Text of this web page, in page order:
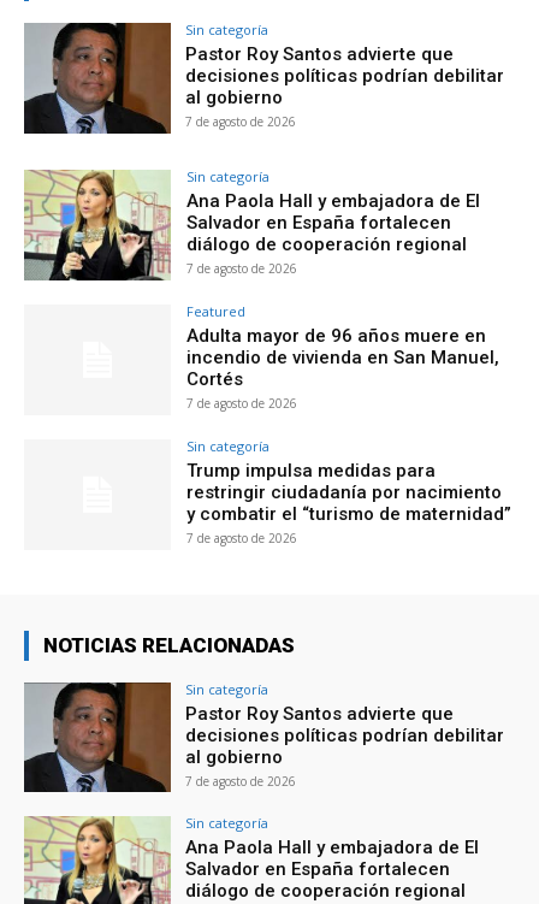
Sin categoría
Pastor Roy Santos advierte que
decisiones políticas podrían debilitar
al gobierno
7 de agosto de 2026
Sin categoría
Ana Paola Hall y embajadora de El
Salvador en España fortalecen
diálogo de cooperación regional
7 de agosto de 2026
Featured
Adulta mayor de 96 años muere en
incendio de vivienda en San Manuel,
Cortés
7 de agosto de 2026
Sin categoría
Trump impulsa medidas para
restringir ciudadanía por nacimiento
y combatir el “turismo de maternidad”
7 de agosto de 2026
NOTICIAS RELACIONADAS
Sin categoría
Pastor Roy Santos advierte que
decisiones políticas podrían debilitar
al gobierno
7 de agosto de 2026
Sin categoría
Ana Paola Hall y embajadora de El
Salvador en España fortalecen
diálogo de cooperación regional